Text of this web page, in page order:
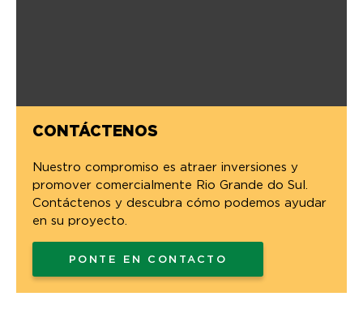
CONTÁCTENOS
Nuestro compromiso es atraer inversiones y
promover comercialmente Rio Grande do Sul.
Contáctenos y descubra cómo podemos ayudar
en su proyecto.
PONTE EN CONTACTO